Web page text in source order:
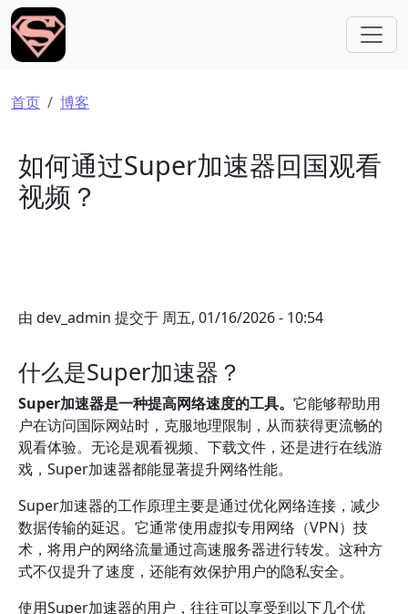
跳转到主要内容
面包屑
首页 博客
如何通过Super加速器回国观看
视频？
由 dev_admin 提交于 周五, 01/16/2026 - 10:54
什么是Super加速器？
Super加速器是一种提高网络速度的工具。 它能够帮助用
户在访问国际网站时，克服地理限制，从而获得更流畅的
观看体验。无论是观看视频、下载文件，还是进行在线游
戏，Super加速器都能显著提升网络性能。
Super加速器的工作原理主要是通过优化网络连接，减少
数据传输的延迟。它通常使用虚拟专用网络（VPN）技
术，将用户的网络流量通过高速服务器进行转发。这种方
式不仅提升了速度，还能有效保护用户的隐私安全。
使用Super加速器的用户，往往可以享受到以下几个优